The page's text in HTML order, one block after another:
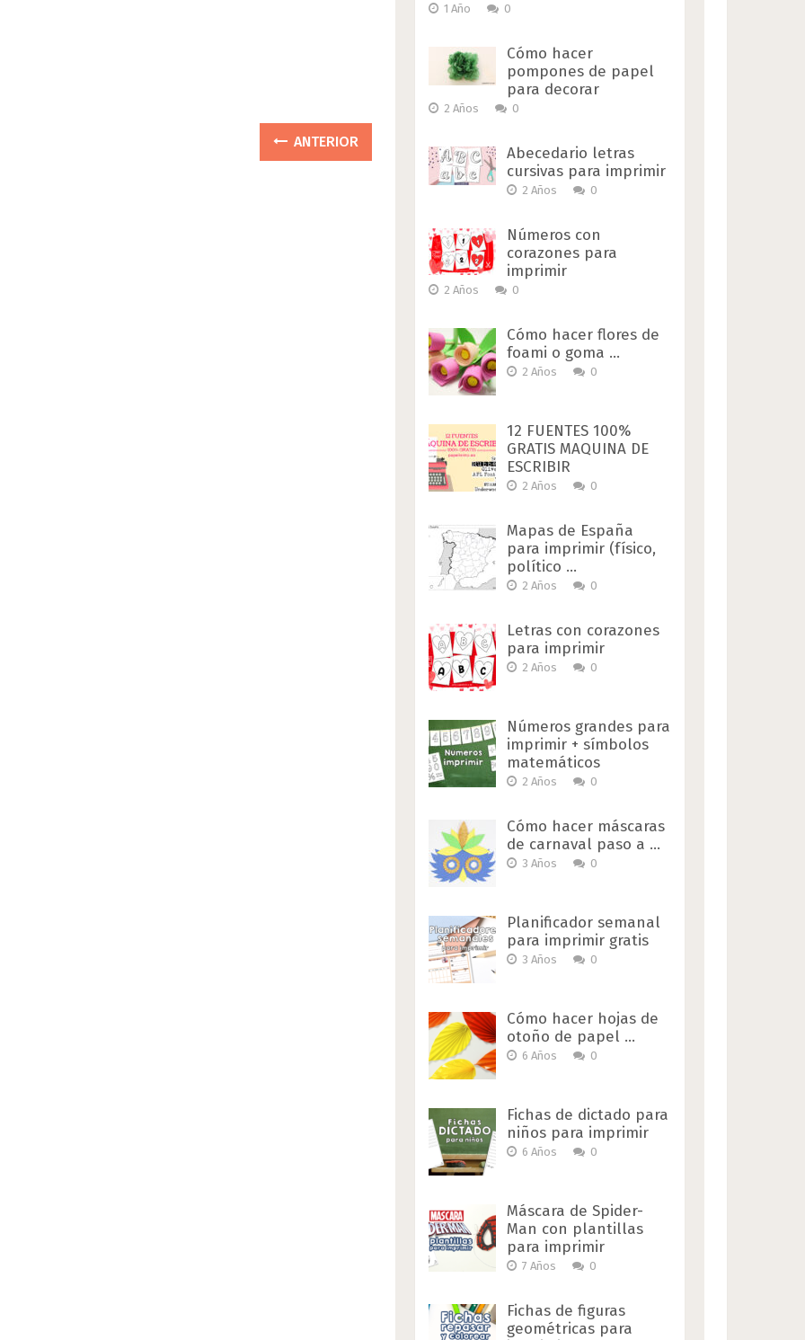
ANTERIOR
1 Año 0
Cómo hacer
pompones de papel
para decorar
2 Años 0
Abecedario letras
cursivas para imprimir
2 Años 0
Números con
corazones para
imprimir
2 Años 0
Cómo hacer flores de
foami o goma …
2 Años 0
12 FUENTES 100%
GRATIS MAQUINA DE
ESCRIBIR
2 Años 0
Mapas de España
para imprimir (físico,
político …
2 Años 0
Letras con corazones
para imprimir
2 Años 0
Números grandes para
imprimir + símbolos
matemáticos
2 Años 0
Cómo hacer máscaras
de carnaval paso a …
3 Años 0
Planificador semanal
para imprimir gratis
3 Años 0
Cómo hacer hojas de
otoño de papel …
6 Años 0
Fichas de dictado para
niños para imprimir
6 Años 0
Máscara de Spider-
Man con plantillas
para imprimir
7 Años 0
Fichas de figuras
geométricas para